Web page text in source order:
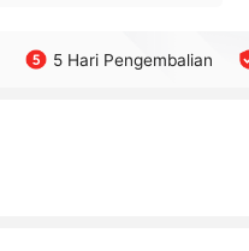
5 Hari Pengembalian